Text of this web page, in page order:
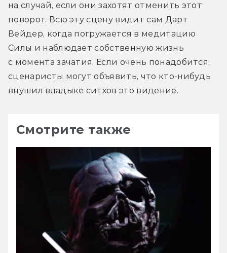
на случай, если они захотят отменить этот
поворот. Всю эту сцену видит сам Дарт
Вейдер, когда погружается в медитацию
Силы и наблюдает собственную жизнь
с момента зачатия. Если очень понадобится,
сценаристы могут объявить, что кто-нибудь
внушил владыке ситхов это видение.
Смотрите также